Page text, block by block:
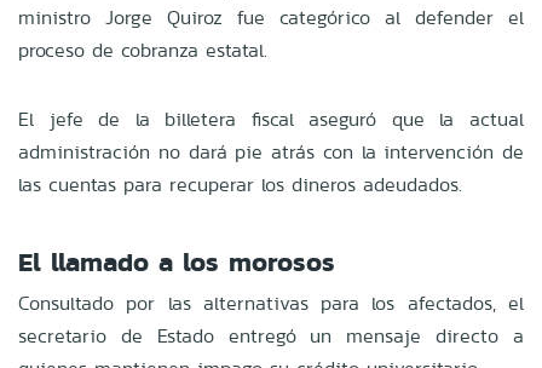
ministro Jorge Quiroz fue categórico al defender el
proceso de cobranza estatal.
El jefe de la billetera fiscal aseguró que la actual
administración no dará pie atrás con la intervención de
las cuentas para recuperar los dineros adeudados.
El llamado a los morosos
Consultado por las alternativas para los afectados, el
secretario de Estado entregó un mensaje directo a